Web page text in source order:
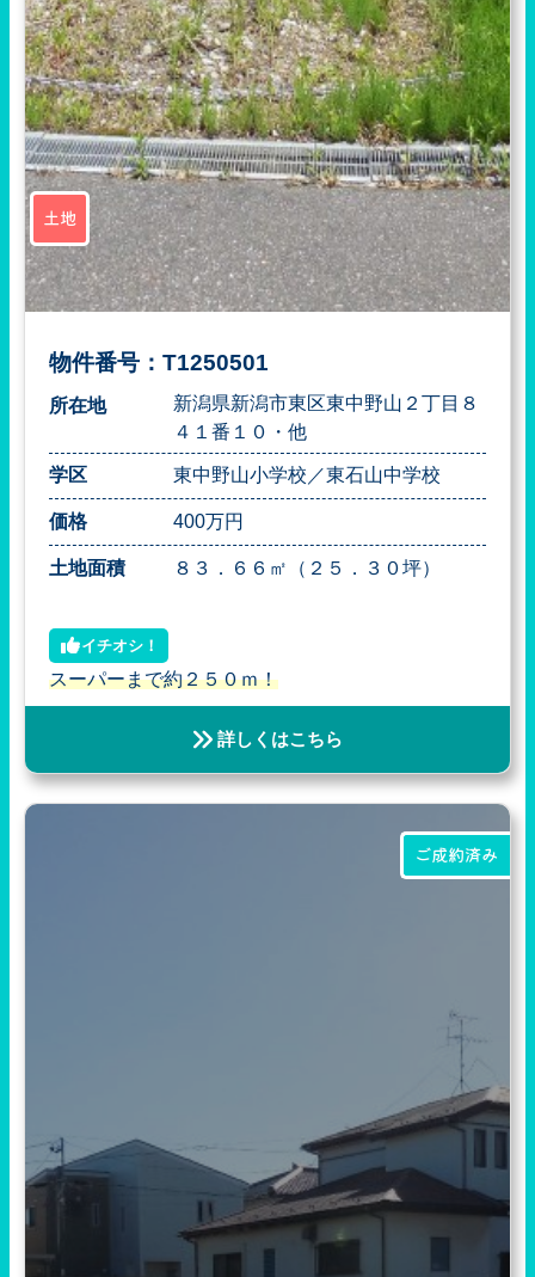
土地
物件番号：T1250501
所在地
新潟県新潟市東区東中野山２丁目８
４１番１０・他
学区 東中野山小学校／東石山中学校
価格 400万円
土地面積 ８３．６６㎡（２５．３０坪）
イチオシ！
スーパーまで約２５０ｍ！
詳しくはこちら